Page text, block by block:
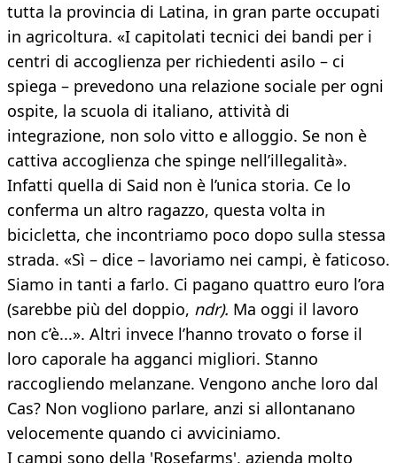
tutta la provincia di Latina, in gran parte occupati
in agricoltura. «I capitolati tecnici dei bandi per i
centri di accoglienza per richiedenti asilo – ci
spiega – prevedono una relazione sociale per ogni
ospite, la scuola di italiano, attività di
integrazione, non solo vitto e alloggio. Se non è
cattiva accoglienza che spinge nell’illegalità».
Infatti quella di Said non è l’unica storia. Ce lo
conferma un altro ragazzo, questa volta in
bicicletta, che incontriamo poco dopo sulla stessa
strada. «Sì – dice – lavoriamo nei campi, è faticoso.
Siamo in tanti a farlo. Ci pagano quattro euro l’ora
(sarebbe più del doppio, ndr). Ma oggi il lavoro
non c’è...». Altri invece l’hanno trovato o forse il
loro caporale ha agganci migliori. Stanno
raccogliendo melanzane. Vengono anche loro dal
Cas? Non vogliono parlare, anzi si allontanano
velocemente quando ci avviciniamo.
I campi sono della 'Rosefarms', azienda molto